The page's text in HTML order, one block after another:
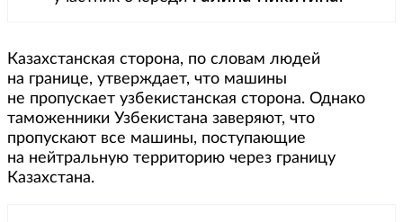
Казахстанская сторона, по словам людей
на границе, утверждает, что машины
не пропускает узбекистанская сторона. Однако
таможенники Узбекистана заверяют, что
пропускают все машины, поступающие
на нейтральную территорию через границу
Казахстана.